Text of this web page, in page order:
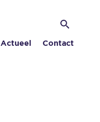
Actueel Contact
Zoeken